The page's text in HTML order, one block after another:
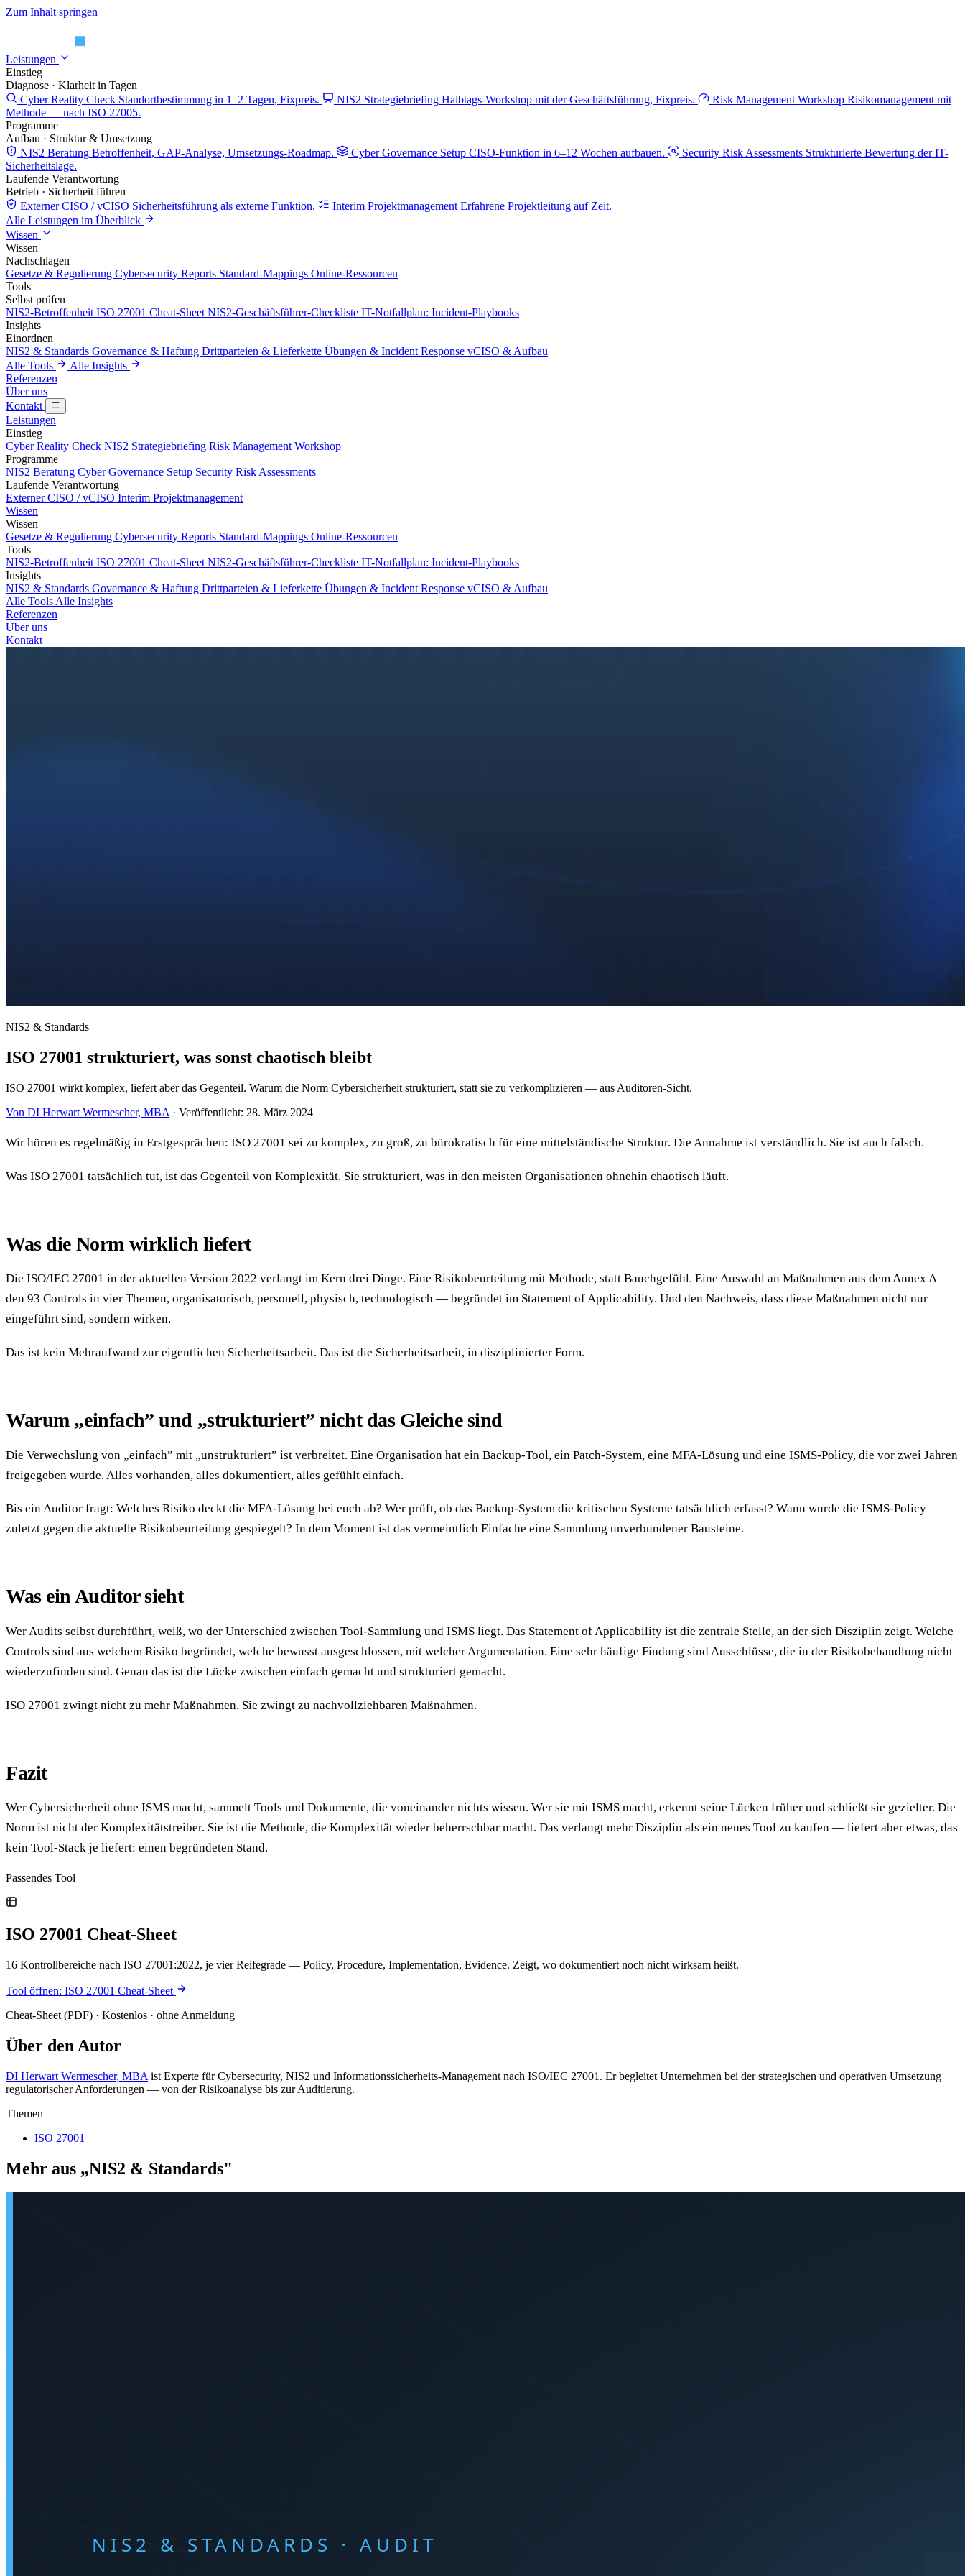
Zum Inhalt springen
Leistungen
Einstieg
Diagnose · Klarheit in Tagen
Cyber Reality Check Standortbestimmung in 1–2 Tagen, Fixpreis. NIS2 Strategiebriefing Halbtags-Workshop mit der Geschäftsführung, Fixpreis. Risk Management Workshop Risikomanagement mit
Methode — nach ISO 27005.
Programme
Aufbau · Struktur & Umsetzung
NIS2 Beratung Betroffenheit, GAP-Analyse, Umsetzungs-Roadmap. Cyber Governance Setup CISO-Funktion in 6–12 Wochen aufbauen. Security Risk Assessments Strukturierte Bewertung der IT-
Sicherheitslage.
Laufende Verantwortung
Betrieb · Sicherheit führen
Externer CISO / vCISO Sicherheitsführung als externe Funktion. Interim Projektmanagement Erfahrene Projektleitung auf Zeit.
Alle Leistungen im Überblick
Wissen
Wissen
Nachschlagen
Gesetze & Regulierung Cybersecurity Reports Standard-Mappings Online-Ressourcen
Tools
Selbst prüfen
NIS2-Betroffenheit ISO 27001 Cheat-Sheet NIS2-Geschäftsführer-Checkliste IT-Notfallplan: Incident-Playbooks
Insights
Einordnen
NIS2 & Standards Governance & Haftung Drittparteien & Lieferkette Übungen & Incident Response vCISO & Aufbau
Alle Tools
Alle Insights
Referenzen
Über uns
Kontakt
Leistungen
Einstieg
Cyber Reality Check NIS2 Strategiebriefing Risk Management Workshop
Programme
NIS2 Beratung Cyber Governance Setup Security Risk Assessments
Laufende Verantwortung
Externer CISO / vCISO Interim Projektmanagement
Wissen
Wissen
Gesetze & Regulierung Cybersecurity Reports Standard-Mappings Online-Ressourcen
Tools
NIS2-Betroffenheit ISO 27001 Cheat-Sheet NIS2-Geschäftsführer-Checkliste IT-Notfallplan: Incident-Playbooks
Insights
NIS2 & Standards Governance & Haftung Drittparteien & Lieferkette Übungen & Incident Response vCISO & Aufbau
Alle Tools Alle Insights
Referenzen
Über uns
Kontakt
NIS2 & Standards
ISO 27001 strukturiert, was sonst chaotisch bleibt
ISO 27001 wirkt komplex, liefert aber das Gegenteil. Warum die Norm Cybersicherheit strukturiert, statt sie zu verkomplizieren — aus Auditoren-Sicht.
Von DI Herwart Wermescher, MBA · Veröffentlicht: 28. März 2024
Wir hören es regelmäßig in Erstgesprächen: ISO 27001 sei zu komplex, zu groß, zu bürokratisch für eine mittelständische Struktur. Die Annahme ist verständlich. Sie ist auch falsch.
Was ISO 27001 tatsächlich tut, ist das Gegenteil von Komplexität. Sie strukturiert, was in den meisten Organisationen ohnehin chaotisch läuft.
Was die Norm wirklich liefert
Die ISO/IEC 27001 in der aktuellen Version 2022 verlangt im Kern drei Dinge. Eine Risikobeurteilung mit Methode, statt Bauchgefühl. Eine Auswahl an Maßnahmen aus dem Annex A —
den 93 Controls in vier Themen, organisatorisch, personell, physisch, technologisch — begründet im Statement of Applicability. Und den Nachweis, dass diese Maßnahmen nicht nur
eingeführt sind, sondern wirken.
Das ist kein Mehraufwand zur eigentlichen Sicherheitsarbeit. Das ist die Sicherheitsarbeit, in disziplinierter Form.
Warum „einfach” und „strukturiert” nicht das Gleiche sind
Die Verwechslung von „einfach” mit „unstrukturiert” ist verbreitet. Eine Organisation hat ein Backup-Tool, ein Patch-System, eine MFA-Lösung und eine ISMS-Policy, die vor zwei Jahren
freigegeben wurde. Alles vorhanden, alles dokumentiert, alles gefühlt einfach.
Bis ein Auditor fragt: Welches Risiko deckt die MFA-Lösung bei euch ab? Wer prüft, ob das Backup-System die kritischen Systeme tatsächlich erfasst? Wann wurde die ISMS-Policy
zuletzt gegen die aktuelle Risikobeurteilung gespiegelt? In dem Moment ist das vermeintlich Einfache eine Sammlung unverbundener Bausteine.
Was ein Auditor sieht
Wer Audits selbst durchführt, weiß, wo der Unterschied zwischen Tool-Sammlung und ISMS liegt. Das Statement of Applicability ist die zentrale Stelle, an der sich Disziplin zeigt. Welche
Controls sind aus welchem Risiko begründet, welche bewusst ausgeschlossen, mit welcher Argumentation. Eine sehr häufige Findung sind Ausschlüsse, die in der Risikobehandlung nicht
wiederzufinden sind. Genau das ist die Lücke zwischen einfach gemacht und strukturiert gemacht.
ISO 27001 zwingt nicht zu mehr Maßnahmen. Sie zwingt zu nachvollziehbaren Maßnahmen.
Fazit
Wer Cybersicherheit ohne ISMS macht, sammelt Tools und Dokumente, die voneinander nichts wissen. Wer sie mit ISMS macht, erkennt seine Lücken früher und schließt sie gezielter. Die
Norm ist nicht der Komplexitätstreiber. Sie ist die Methode, die Komplexität wieder beherrschbar macht. Das verlangt mehr Disziplin als ein neues Tool zu kaufen — liefert aber etwas, das
kein Tool-Stack je liefert: einen begründeten Stand.
Passendes Tool
ISO 27001 Cheat-Sheet
16 Kontrollbereiche nach ISO 27001:2022, je vier Reifegrade — Policy, Procedure, Implementation, Evidence. Zeigt, wo dokumentiert noch nicht wirksam heißt.
Tool öffnen: ISO 27001 Cheat-Sheet
Cheat-Sheet (PDF) · Kostenlos · ohne Anmeldung
Über den Autor
DI Herwart Wermescher, MBA ist Experte für Cybersecurity, NIS2 und Informationssicherheits-Management nach ISO/IEC 27001. Er begleitet Unternehmen bei der strategischen und operativen Umsetzung
regulatorischer Anforderungen — von der Risikoanalyse bis zur Auditierung.
Themen
ISO 27001
Mehr aus „NIS2 & Standards"